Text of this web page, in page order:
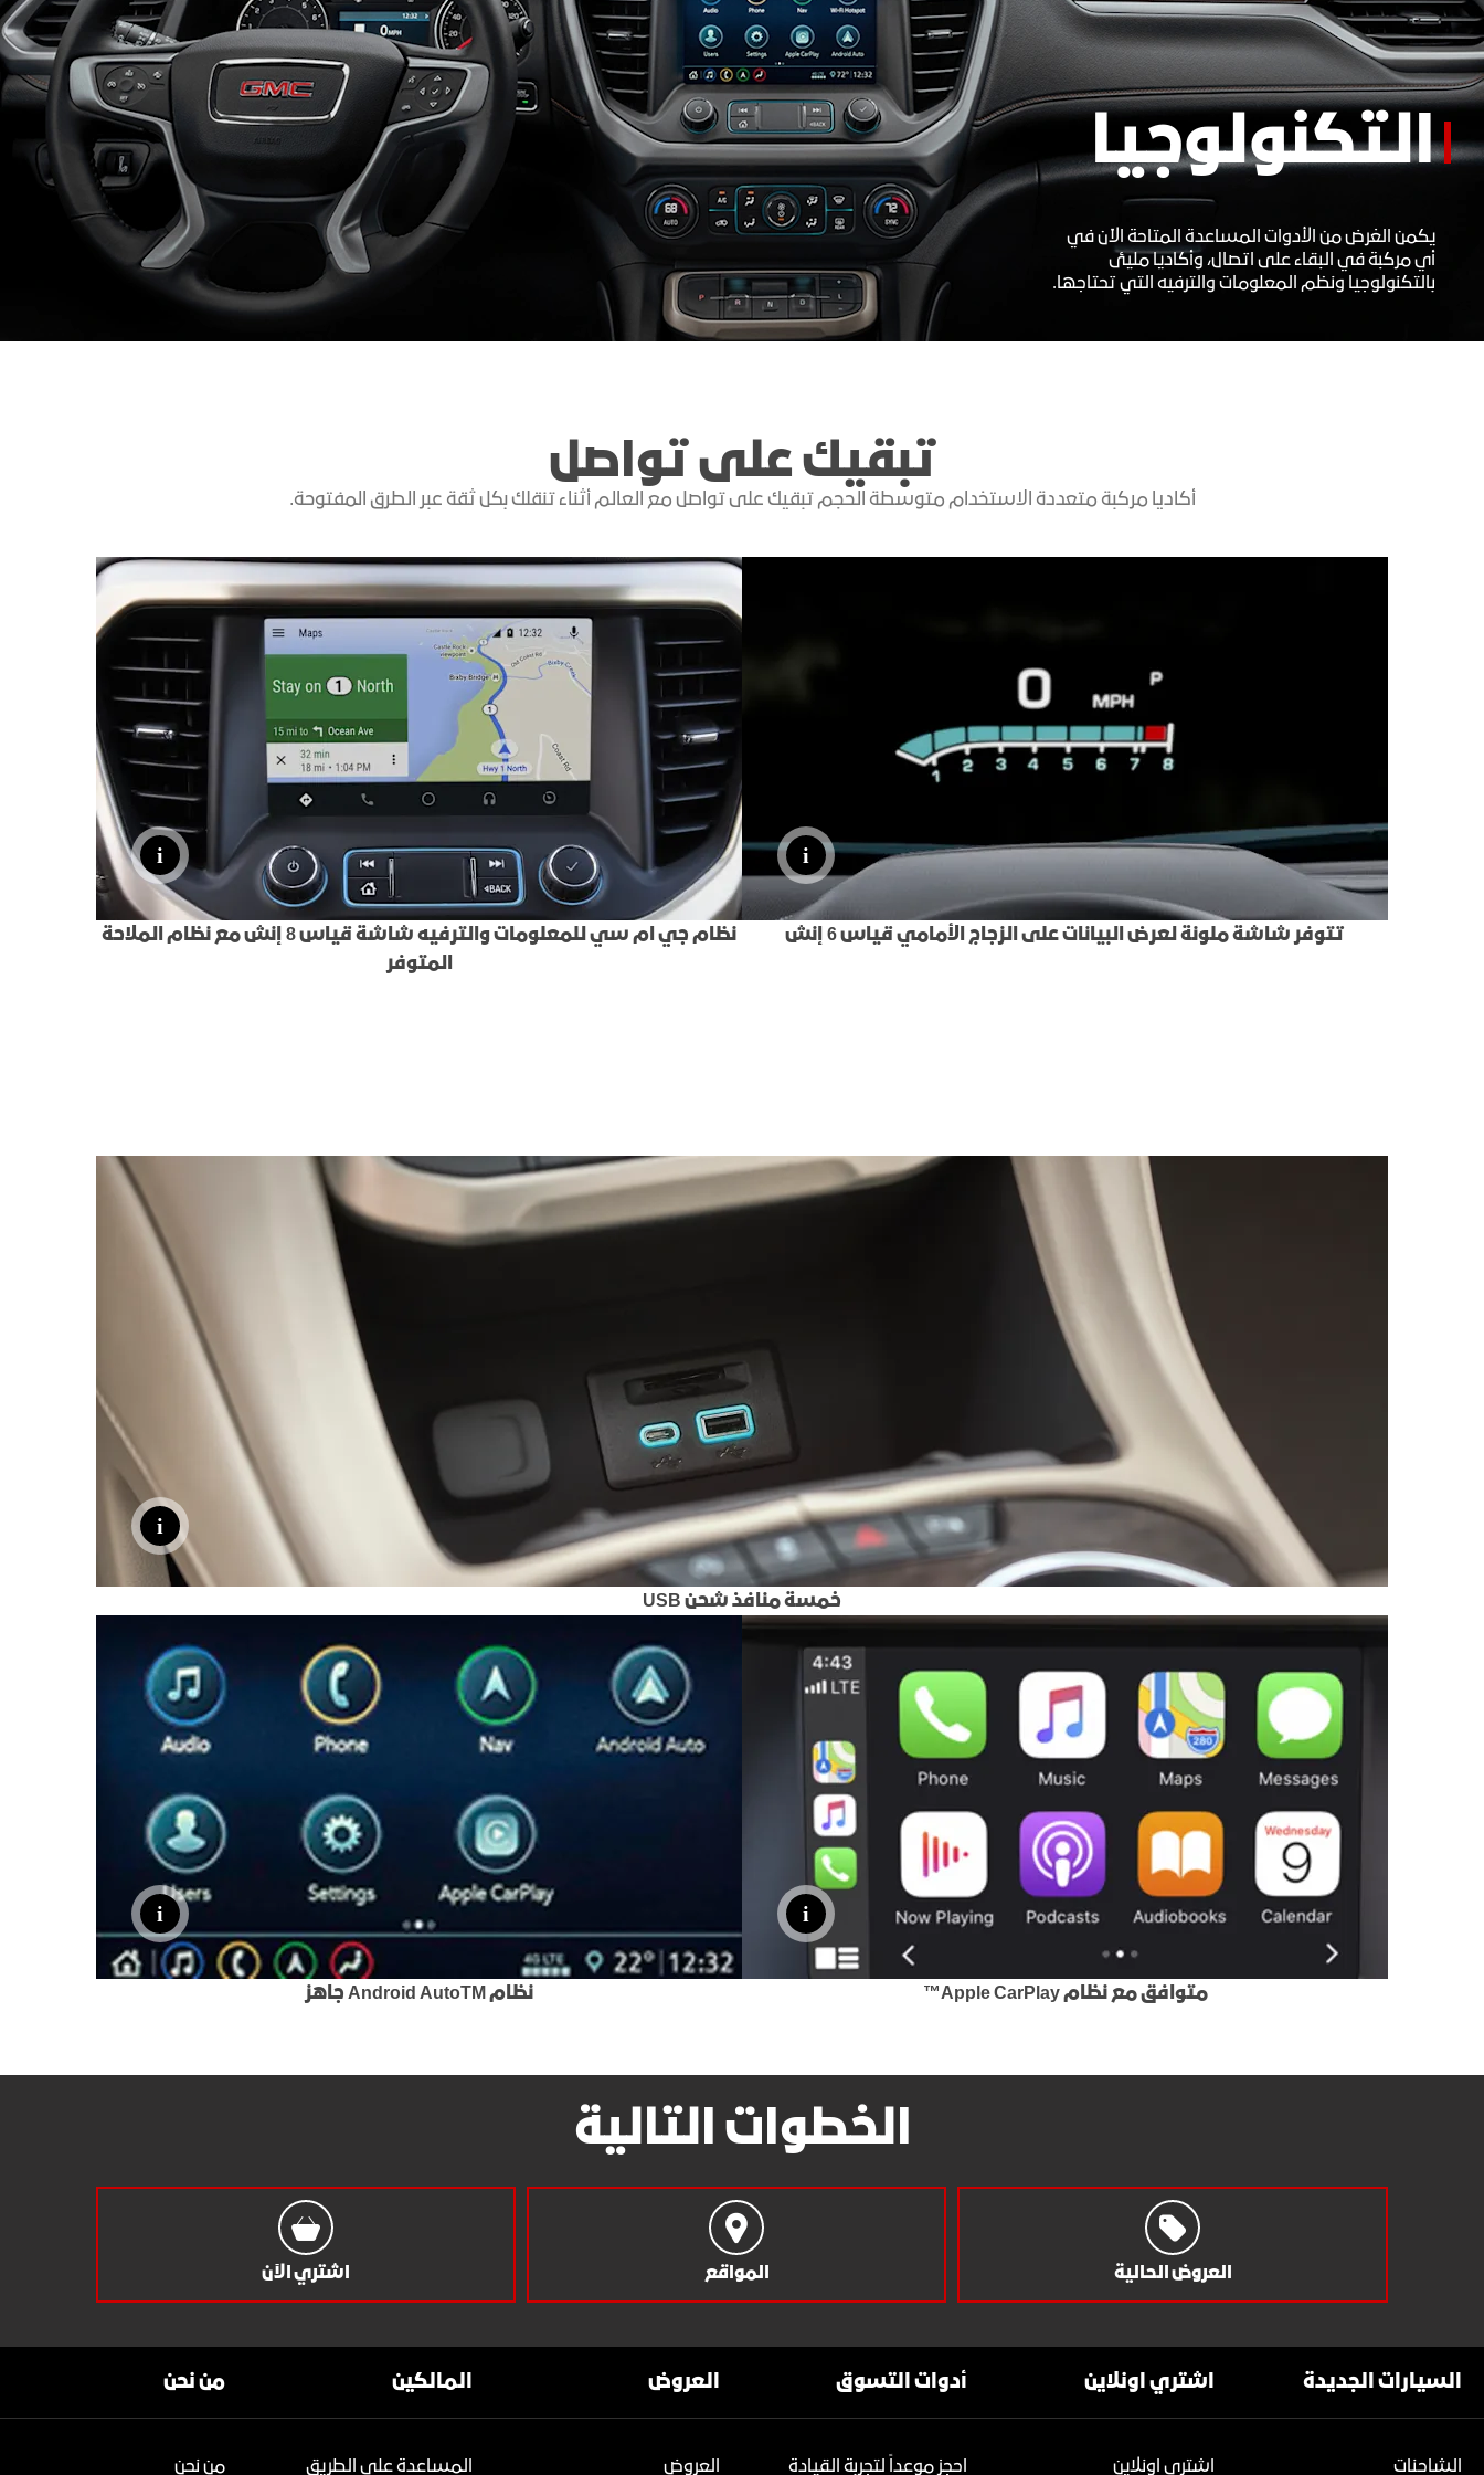
اكتشف أكاديا اكتشف تيرين اكتشف يوكون
احصل على آخر التحديثات
التكنولوجيا
يكمن الغرض من الأدوات المساعدة المتاحة الآن في
أي مركبة في البقاء على اتصال، وأكاديا مليئ
بالتكنولوجيا ونظم المعلومات والترفيه التي تحتاجها.
تبقيك على تواصل
أكاديا مركبة متعددة الاستخدام متوسطة الحجم تبقيك على تواصل مع العالم أثناء تنقلك بكل ثقة عبر الطرق المفتوحة.
تتوفر شاشة ملونة لعرض البيانات على الزجاج الأمامي قياس 6 إنش
نظام جي ام سي للمعلومات والترفيه شاشة قياس 8 إنش مع نظام الملاحة
المتوفر
خمسة منافذ شحن USB
متوافق مع نظام Apple CarPlay™ نظام Android AutoTM جاهز
الخطوات التالية
العروض الحالية المواقع اشتري الآن
السيارات الجديدة
الشاحنات
اشتري اونلاين
اشتري اونلاين
أدوات التسوق
احجز موعداً لتجربة القيادة
العروض
العروض
المالكين
المساعدة على الطريق
من نحن
من نحن